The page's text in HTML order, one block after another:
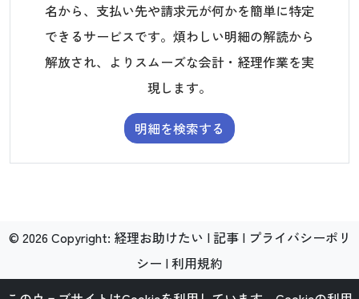
名から、支払い先や請求元が何かを簡単に特定
できるサービスです。煩わしい明細の解読から
解放され、よりスムーズな会計・経理作業を実
現します。
明細を検索する
© 2026 Copyright: 経理お助けたい |記事| プライバシーポリ
シー |利用規約